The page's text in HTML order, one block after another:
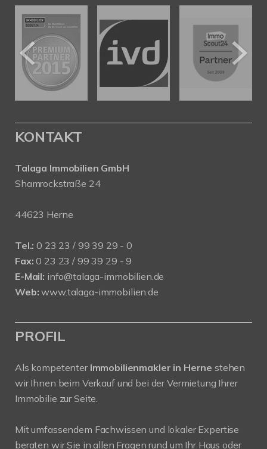
KONTAKT
Talaga Immobilien GmbH
Shamrockstraße 24
44623 Herne
Tel.: 0 23 23 / 99 39 29 - 0
Fax: 0 23 23 / 99 39 29 - 9
E-Mail: info@talaga-immobilien.de
Web: www.talaga-immobilien.de
PROFIL
Als kompetenter Immobilienmakler in Herne stehen
wir Ihnen beim Verkauf und bei der Vermietung Ihrer
Immobilie zur Seite.
Mit umfassendem Fachwissen und lokaler Expertise
beraten wir Sie in allen Fragen rund um Ihr Haus oder